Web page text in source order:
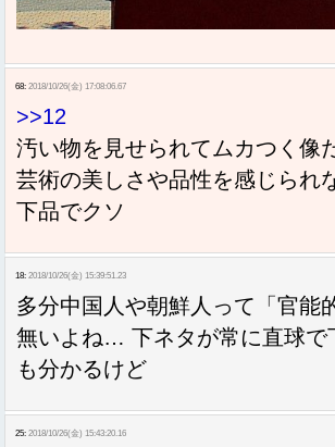
68: 2018/10/26(金) 17:08:06.67
>>12
汚い物を見せられてムカつく像
芸術の美しさや品性を感じられ
下品でクソ
18: 2018/10/26(金) 15:39:51.23
多分中国人や朝鮮人って「官能
無いよね… 下ネタが常に直球で
も分かるけど
25: 2018/10/26(金) 15:43:20.16